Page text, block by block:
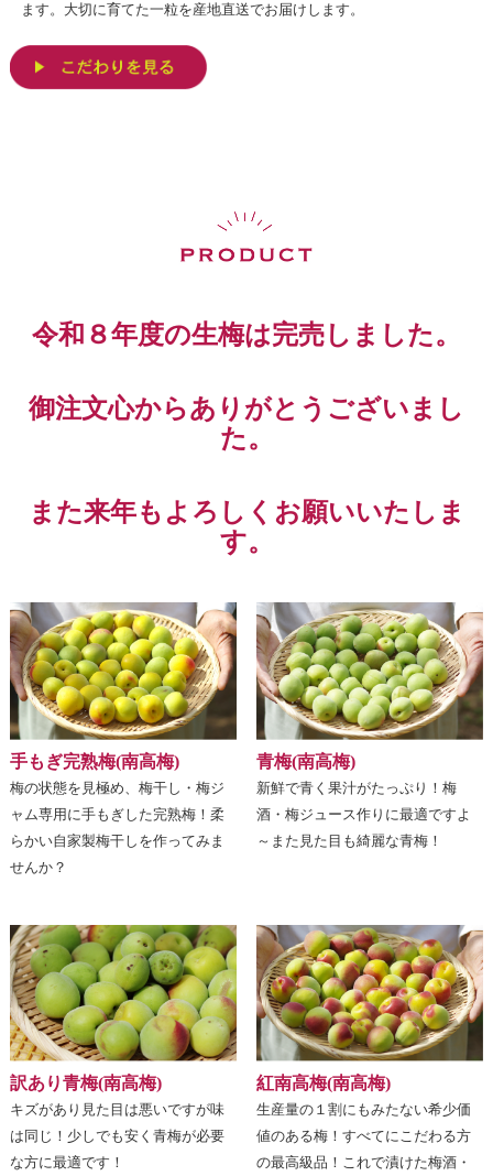
ます。大切に育てた一粒を産地直送でお届けします。
令和８年度の生梅は完売しました。
御注文心からありがとうございまし
た。
また来年もよろしくお願いいたしま
す。
手もぎ完熟梅(南高梅)
梅の状態を見極め、梅干し・梅ジ
ャム専用に手もぎした完熟梅！柔
らかい自家製梅干しを作ってみま
せんか？
青梅(南高梅)
新鮮で青く果汁がたっぷり！梅
酒・梅ジュース作りに最適ですよ
～また見た目も綺麗な青梅！
訳あり青梅(南高梅)
キズがあり見た目は悪いですが味
は同じ！少しでも安く青梅が必要
な方に最適です！
紅南高梅(南高梅)
生産量の１割にもみたない希少価
値のある梅！すべてにこだわる方
の最高級品！これで漬けた梅酒・